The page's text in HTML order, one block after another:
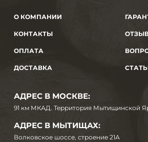
О КОМПАНИИ
КОНТАКТЫ
ОПЛАТА
ДОСТАВКА
АДРЕС В МОСКВЕ:
91 км МКАД. Территория Мытищинской
АДРЕС В МЫТИЩАХ:
Волковское шоссе, строение 21А